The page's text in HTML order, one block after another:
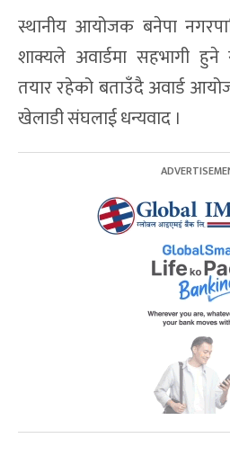
स्थानीय आयोजक बनेपा
शाक्यले अवार्डमा सहभागी
तयार रहेको बताउँदै अवार्ड
खेलाडी संघलाई धन्यवाद ।